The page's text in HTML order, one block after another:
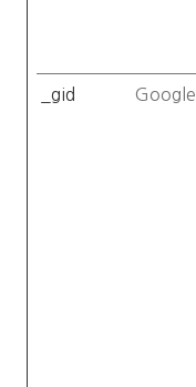
_gid Google